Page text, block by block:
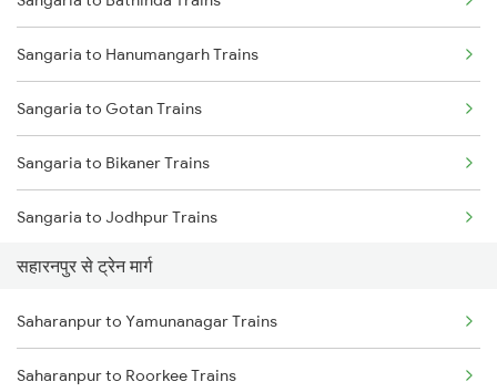
Delhi to Jammu Trains
Mumbai to Delhi Trains
Mumbai to Goa Trains
Chennai to Coimbatore Trains
Sangaria to Hanumangarh Trains
Sangaria to Gotan Trains
Sangaria to Bikaner Trains
Sangaria to Jodhpur Trains
Sangaria to Dhuri Trains
Sangaria to Patiala Trains
Sangaria to Pathankot Trains
सहारनपुर से ट्रेन मार्ग
Saharanpur to Yamunanagar Trains
Saharanpur to Roorkee Trains